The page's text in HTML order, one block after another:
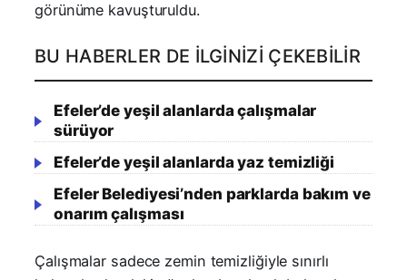
görünüme kavuşturuldu.
BU HABERLER DE İLGINIZI ÇEKEBILIR
Efeler’de yeşil alanlarda çalışmalar
sürüyor
Efeler’de yeşil alanlarda yaz temizliği
Efeler Belediyesi’nden parklarda bakım ve
onarım çalışması
Çalışmalar sadece zemin temizliğiyle sınırlı